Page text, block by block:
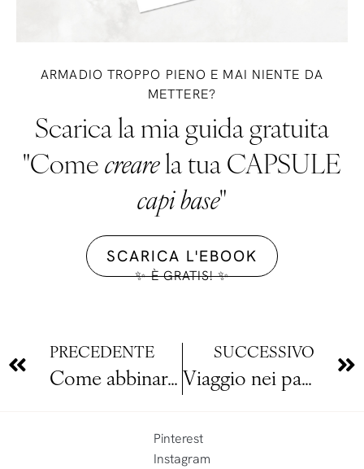
ARMADIO TROPPO PIENO E MAI NIENTE DA
METTERE?
Scarica la mia guida gratuita
"Come crearela tua CAPSULE
capi base"
SCARICA L'EBOOK
✨ È GRATIS! ✨
PRECEDENTE
Come abbinare il beige in estate
SUCCESSIVO
Viaggio nei parchi degli Stati Uniti: cosa mettere in valigia
Pinterest
Instagram